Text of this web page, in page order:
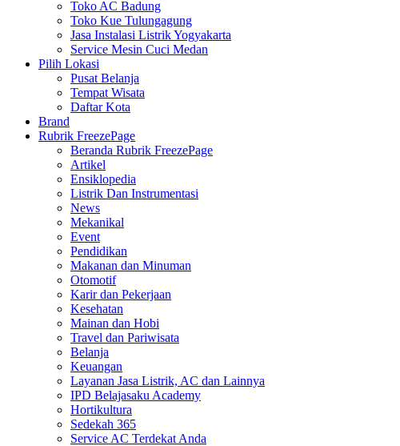
Toko AC Badung
Toko Kue Tulungagung
Jasa Instalasi Listrik Yogyakarta
Service Mesin Cuci Medan
Pilih Lokasi
Pusat Belanja
Tempat Wisata
Daftar Kota
Brand
Rubrik FreezePage
Beranda Rubrik FreezePage
Artikel
Ensiklopedia
Listrik Dan Instrumentasi
News
Mekanikal
Event
Pendidikan
Makanan dan Minuman
Otomotif
Karir dan Pekerjaan
Kesehatan
Mainan dan Hobi
Travel dan Pariwisata
Belanja
Keuangan
Layanan Jasa Listrik, AC dan Lainnya
IPD Belajasaku Academy
Hortikultura
Sedekah 365
Service AC Terdekat Anda